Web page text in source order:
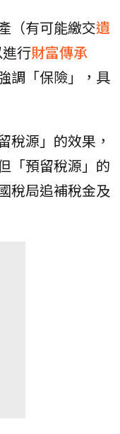
（有可能繳交遺
行財富傳承
調「保險」，具
稅源」的效果，
「預留稅源」的
稅局追補稅金及